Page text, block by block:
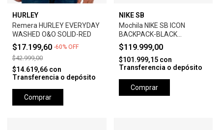
HURLEY
Remera HURLEY EVERYDAY
WASHED O&O SOLID-RED
$17.199,60 -60% OFF
$42.999,00
$14.619,66 con
Transferencia o depósito
Comprar
NIKE SB
Mochila NIKE SB ICON
BACKPACK-BLACK
ANTHRACITE
$119.999,00
$101.999,15 con
Transferencia o depósito
Comprar